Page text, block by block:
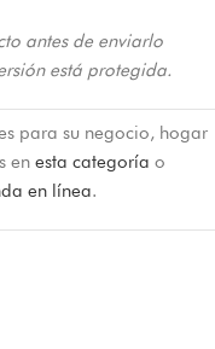
antes de enviarlo
está protegida.
para su negocio, hogar
en esta categoría o
en línea.